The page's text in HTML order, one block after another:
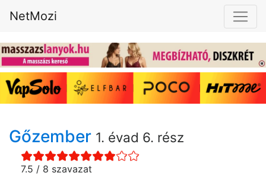
NetMozi
Gőzember 1. évad 6. rész
7.5 / 8 szavazat